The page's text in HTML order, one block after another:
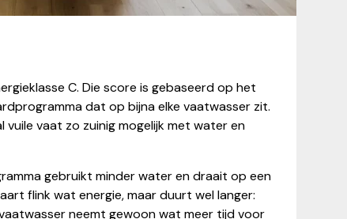
C. Die score is gebaseerd op het
dat op bijna elke vaatwasser zit.
vuile vaat zo zuinig mogelijk met water en
gebruikt minder water en draait op een
flink wat energie, maar duurt wel langer:
neemt gewoon wat meer tijd voor